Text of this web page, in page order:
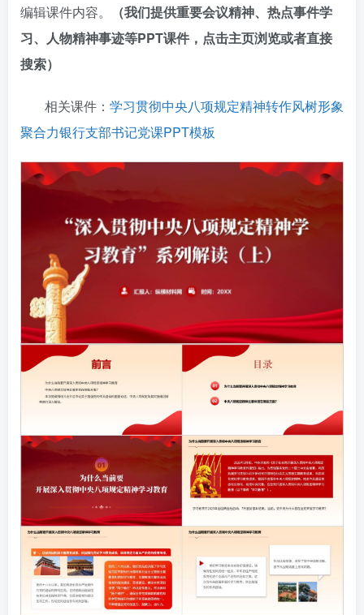
编辑课件内容。
（我们提供重要会议精神、热点事件学
习、人物精神事迹等PPT课件，点击主页浏览或者直接
搜索）
相关课件： 学习贯彻中央八项规定精神转作风树形象
聚合力银行支部书记党课PPT模板